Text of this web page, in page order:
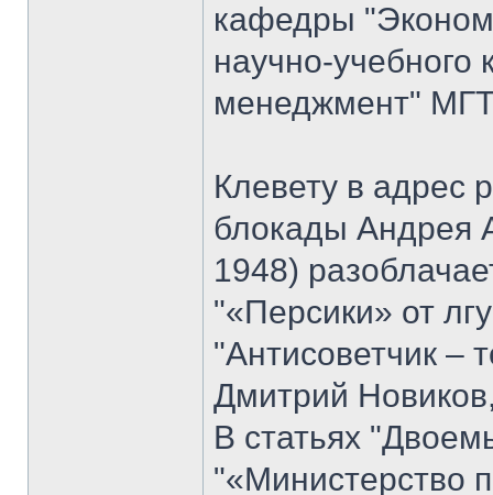
кафедры
научно-
менеджмент"
Клевету в адрес
блокады Андрея
1948)
"«Персики» от
"Антисоветчик –
Дмитрий
В статьях
"«Министерство